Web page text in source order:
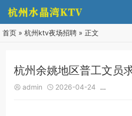
首页 » 杭州ktv夜场招聘 » 正文
杭州余姚地区普工文员
 admin  2026-04-24 